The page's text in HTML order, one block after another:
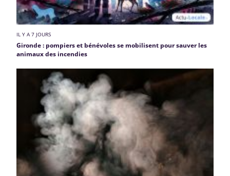
IL Y A 7 JOURS
Gironde : pompiers et bénévoles se mobilisent pour sauver les
animaux des incendies